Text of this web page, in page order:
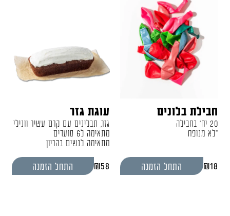
חבילת בלונים
20 יח' בחבילה
*לא מנופח
18
₪ התחל הזמנה
עוגת גזר
גזר, תבלינים עם קרם עשיר וונילי
מתאימה ל6 סועדים
מתאימה לנשים בהריון
58
₪ התחל הזמנה